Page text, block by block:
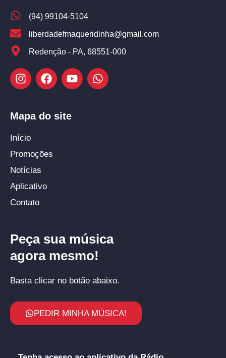
(94) 99104-5104
liberdadefmaqueridinha@gmail.com
Redenção - PA, 68551-000
Mapa do site
Início
Promoções
Notícias
Aplicativo
Contato
Peça sua música
agora mesmo!
Basta clicar no botão abaixo.
PEDIR MINHA MÚSICA!